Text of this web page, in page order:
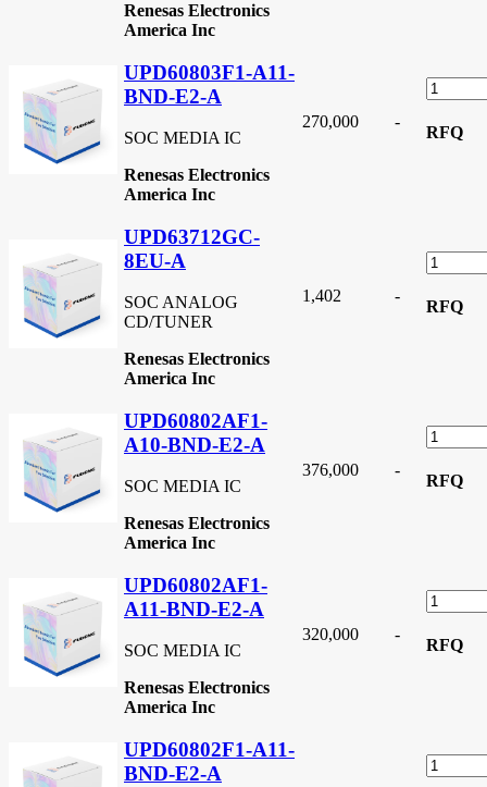
Renesas Electronics
America Inc
UPD60803F1-A11-
BND-E2-A
SOC MEDIA IC
Renesas Electronics
America Inc
270,000 -
RFQ
UPD63712GC-
8EU-A
SOC ANALOG
CD/TUNER
Renesas Electronics
America Inc
1,402 -
RFQ
UPD60802AF1-
A10-BND-E2-A
SOC MEDIA IC
Renesas Electronics
America Inc
376,000 -
RFQ
UPD60802AF1-
A11-BND-E2-A
SOC MEDIA IC
Renesas Electronics
America Inc
320,000 -
RFQ
UPD60802F1-A11-
BND-E2-A